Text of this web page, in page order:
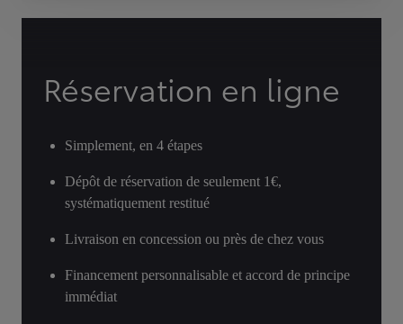
Réservation en ligne
Simplement, en 4 étapes
Dépôt de réservation de seulement 1€,
systématiquement restitué
Livraison en concession ou près de chez vous
Financement personnalisable et accord de principe
immédiat